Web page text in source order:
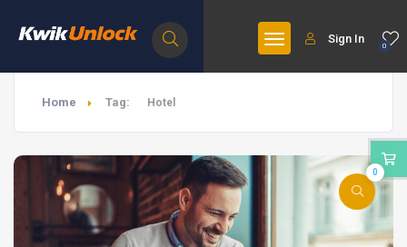
0
Sign In
Home Tag: Hotel
0